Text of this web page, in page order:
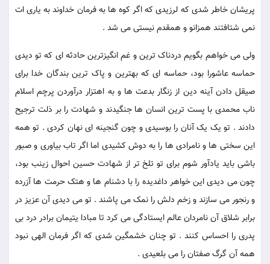
پریشان خاطر شدی که لرزیدی که اگر کوه ها به فرمان خداوند به یاری ات
نمی شتافتند همزانو و همقدم نیستی می شد .
ولی می خواهم بگویم دردناک ترین و غم انگیزترین حادثه ای که تو دیدی
حماسه عاشورا بود، حماسه ای که بهترین و پاک ترین بندگان خدا برای
صیقل دادن آینه دین از زنگار بدعت ها و به اهتزار درآوردن پرچم اسلام
ناب محمدی با پست ترین انسان ها جنگیدند و شهادت را بر ذلت ترجیح
دادند . تو یک یک آنان را بوسیدی و چون گنجینه ای نهان کردی . تو همه
این سختی ها و نامرادی ها را به دوش کشیدی اما اگر تاب بیاوری و صبور
باشی باید یادآور شوم برای تو تلخ تر از شهادت حسین احوال زینب بود،
چون می دیدی این خواهر داغدیده را با دشنام ها و هتک حرمت ها آزرده
و رنجور می سازند و زخم دلش را نمک می پاشند . تو می دیدی آن عزیز در
برابر شلاق آن نامردان عالم ایستادگی می کرد تا مبادا یتیمان برادر درد بی
پدری را احساس کنند . تو چنان خشمگین شدی که اگر فرمان الهی نبود
همه آن گرگ صفتان را می بلعیدی .